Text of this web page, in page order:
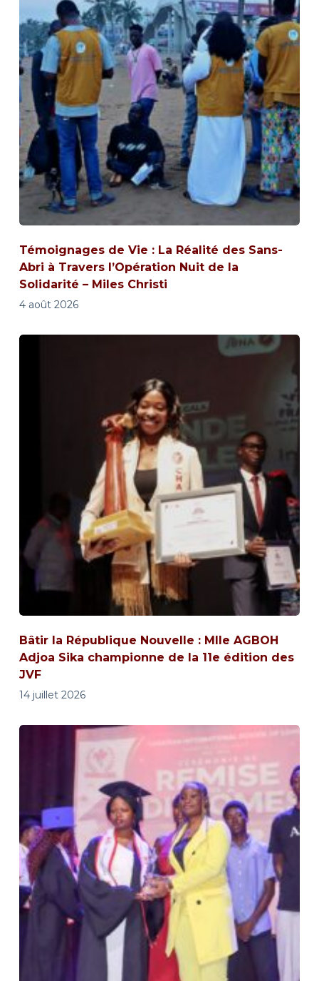
Témoignages de Vie : La Réalité des Sans-
Abri à Travers l’Opération Nuit de la
Solidarité – Miles Christi
4 août 2026
Bâtir la République Nouvelle : Mlle AGBOH
Adjoa Sika championne de la 11e édition des
JVF
14 juillet 2026